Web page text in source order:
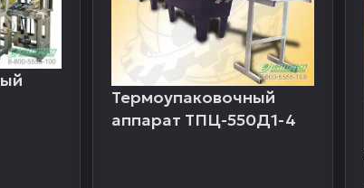
Термоупаковочный
аппарат ТПЦ-550Д1-4